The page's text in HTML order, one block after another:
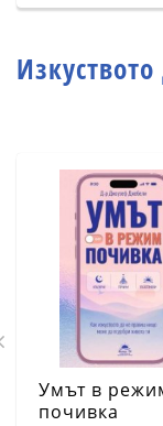
Умът в
почивка